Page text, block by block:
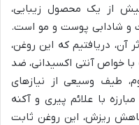
از یک محصول زیبایی،
و شادابی پوست و مو است.
آن، دریافتیم که این روغن،
خواص آنتی اکسیدانی، ضد
طیف وسیعی از نیازهای
با علائم پیری و آکنه
ریزش، این روغن ثابت